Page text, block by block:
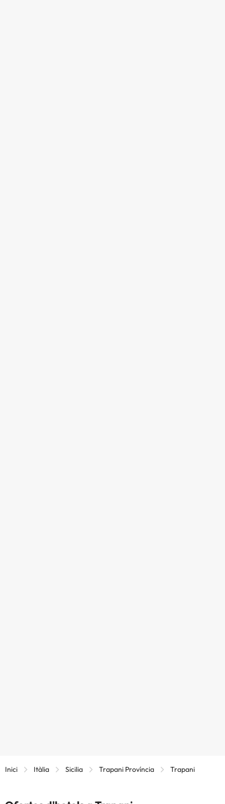
Inici Itàlia Sicilia Trapani Província Trapani